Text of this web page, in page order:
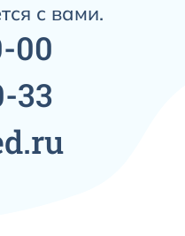
с вами.
00
33